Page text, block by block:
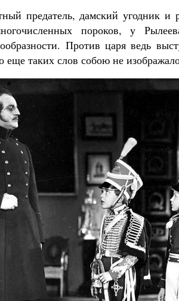
предатель, дамский угодник и
пороков, у
Против царя ведь
еще таких слов собою не